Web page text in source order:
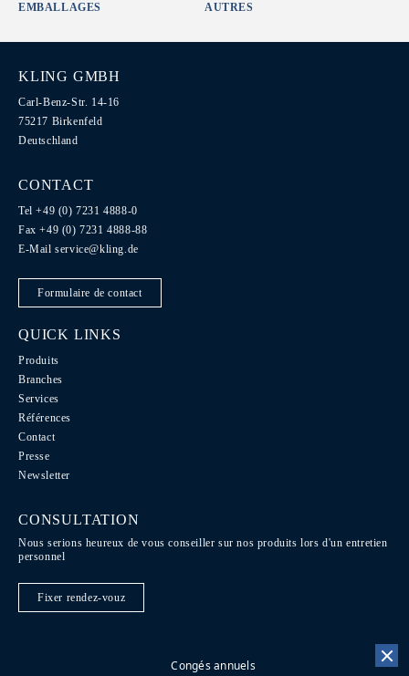
Congés annuels
EMBALLAGES AUTRES
KLING GMBH
Carl-Benz-Str. 14-16
75217 Birkenfeld
Deutschland
CONTACT
Tel +49 (0) 7231 4888-0
Fax +49 (0) 7231 4888-88
E-Mailservice@kling.de
Formulaire de contact
QUICK LINKS
Produits
Branches
Services
Références
Contact
Presse
Newsletter
CONSULTATION
Nous serions heureux de vous conseiller sur nos produits lors d'un entretien
personnel
Fixer rendez-vouz